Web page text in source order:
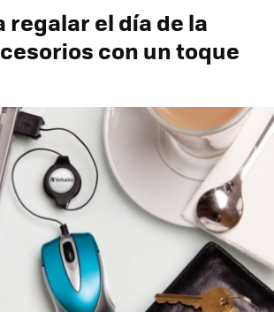
regalar el día de la
con un toque